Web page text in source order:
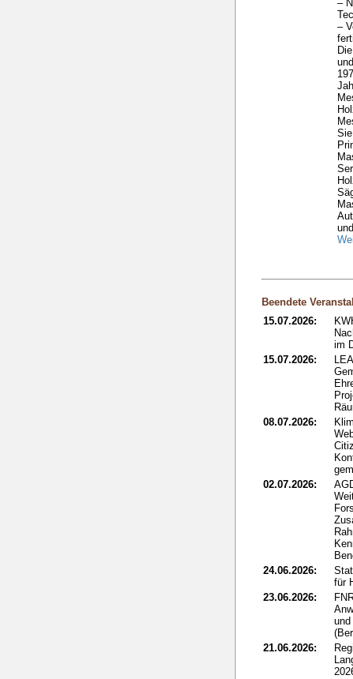
–
–
Beendete
15.07.2026:
im
15.07.2026:
08.07.2026:
02.07.2026:
24.06.2026:
für
23.06.2026:
21.06.2026: